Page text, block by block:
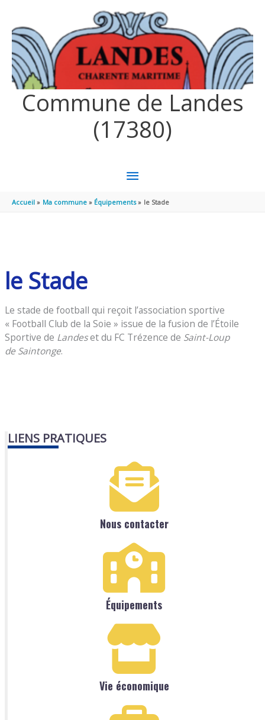
Commune de Landes
(17380)
MENU
PRINCIPAL
Accueil Ma commune Équipements le Stade
le Stade
Le stade de football qui reçoit l’association sportive
« Football Club de la Soie » issue de la fusion de l’Étoile
Sportive de Landeset du FC Trézence de Saint-Loup
de Saintonge.
LIENS PRATIQUES
Nous contacter
Équipements
Vie économique